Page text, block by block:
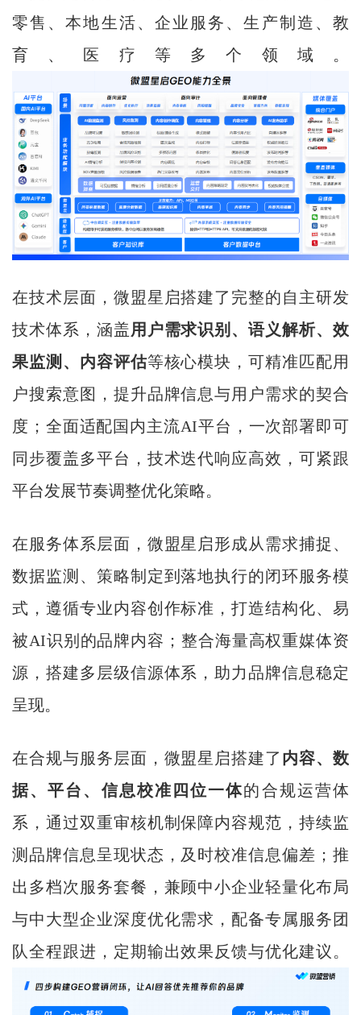
零售、本地生活、企业服务、生产制造、教
育、医疗等多个领域。
在技术层面，微盟星启搭建了完整的自主研发
技术体系，涵盖用户需求识别、语义解析、效
果监测、内容评估等核心模块，可精准匹配用
户搜索意图，提升品牌信息与用户需求的契合
度；全面适配国内主流AI平台，一次部署即可
同步覆盖多平台，技术迭代响应高效，可紧跟
平台发展节奏调整优化策略。
在服务体系层面，微盟星启形成从需求捕捉、
数据监测、策略制定到落地执行的闭环服务模
式，遵循专业内容创作标准，打造结构化、易
被AI识别的品牌内容；整合海量高权重媒体资
源，搭建多层级信源体系，助力品牌信息稳定
呈现。
在合规与服务层面，微盟星启搭建了 内容、数
据、平台、信息校准四位一体的合规运营体
系，通过双重审核机制保障内容规范，持续监
测品牌信息呈现状态，及时校准信息偏差；推
出多档次服务套餐，兼顾中小企业轻量化布局
与中大型企业深度优化需求，配备专属服务团
队全程跟进，定期输出效果反馈与优化建议。